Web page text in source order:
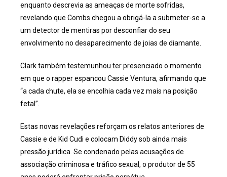
enquanto descrevia as ameaças de morte sofridas,
revelando que Combs chegou a obrigá-la a submeter-se a
um detector de mentiras por desconfiar do seu
envolvimento no desaparecimento de joias de diamante.
Clark também testemunhou ter presenciado o momento
em que o rapper espancou Cassie Ventura, afirmando que
“a cada chute, ela se encolhia cada vez mais na posição
fetal”.
Estas novas revelações reforçam os relatos anteriores de
Cassie e de Kid Cudi e colocam Diddy sob ainda mais
pressão jurídica. Se condenado pelas acusações de
associação criminosa e tráfico sexual, o produtor de 55